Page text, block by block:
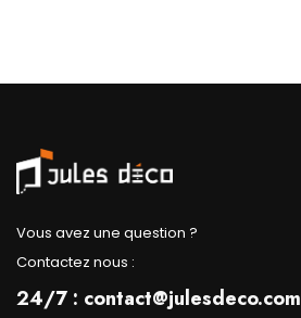
Vous avez une question ?
Contactez nous :
24/7 : contact@julesdeco.com